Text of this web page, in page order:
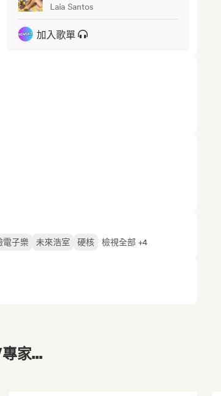
Laia Santos
加入歌單
電子樂 未來浩室 硬核 檢視全部 +4
家...